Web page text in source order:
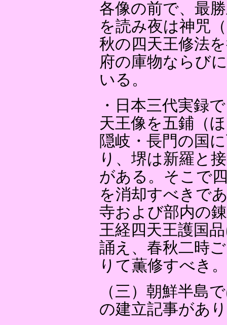
各像の前で、最
を読み夜は神咒
秋の四天王修法
府の庫物ならび
いる。
・日本三代実録
天王像を五鋪（
隠岐・長門の国
り、堺は新羅と
がある。そこで
を消却すべきで
寺および部内の
王経四天王護国
誦え、春秋二時
りて薫修すべき
（三）朝鮮半島
の建立記事があ